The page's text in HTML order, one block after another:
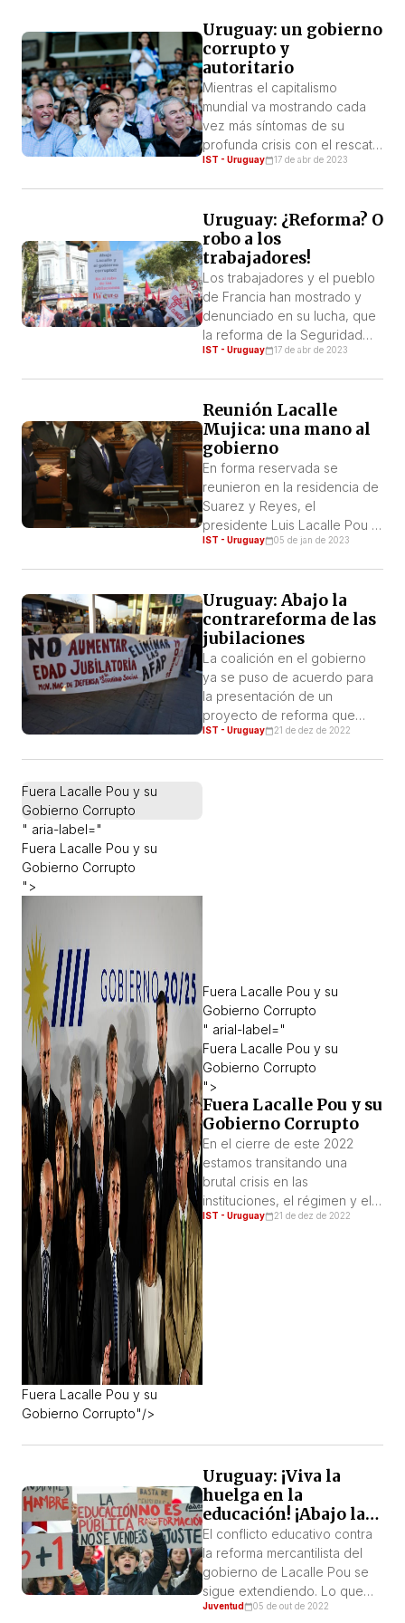
movilización en las calles para
pelear y conquistar sus
reclamos. Ni la historia, ni la
fecha evoca un día de fiesta
ni un paseo a la […]
Uruguay: un gobierno
corrupto y
autoritario
Mientras el capitalismo
mundial va mostrando cada
vez más síntomas de su
profunda crisis con el rescate
del Silicon Valley Bank y sus
Macron con el detonante de
la reforma de las jubilaciones
en una lucha que es de
impacto mundial. En este
marco es que en […]
IST - Uruguay 17 de abr de 2023
Uruguay: ¿Reforma? O
robo a los
trabajadores!
Los trabajadores y el pueblo
de Francia han mostrado y
denunciado en su lucha, que
la reforma de la Seguridad
Social tiene como fin el
Trabajaremos más para
cobrar menos. Con estos
cambios muchos trabajadores
y trabajadoras no llegarán ni
siquiera a poder jubilarse o
tener una […]
IST - Uruguay 17 de abr de 2023
Reunión Lacalle
Mujica: una mano al
gobierno
En forma reservada se
reunieron en la residencia de
Suarez y Reyes, el
presidente Luis Lacalle Pou y
el ex presidente y dirigente
Búsqueda existió entre ambos
“buena sintonía” y hablaron
de temas de coyuntura. Nadie
puede ignorar que ésta fue
una reunión en plena crisis
del gobierno […]
IST - Uruguay 05 de jan de 2023
Uruguay: Abajo la
contrareforma de las
jubilaciones
La coalición en el gobierno
ya se puso de acuerdo para
la presentación de un
proyecto de reforma que
atenta contra los derechos de
IST - Uruguay 21 de dez de 2022
Fuera Lacalle Pou y su
Gobierno Corrupto
" aria-label="
Fuera Lacalle Pou y su
Gobierno Corrupto
">
Fuera Lacalle Pou y su
Gobierno Corrupto"/>
Fuera Lacalle Pou y su
Gobierno Corrupto
" arial-label="
Fuera Lacalle Pou y su
Gobierno Corrupto
">
Fuera Lacalle Pou y su
Gobierno Corrupto
En el cierre de este 2022
estamos transitando una
brutal crisis en las
instituciones, el régimen y el
gobierno capitalista uruguayo.
IST - Uruguay 21 de dez de 2022
Uruguay: ¡Viva la
huelga en la
educación! ¡Abajo la
reforma!
El conflicto educativo contra
la reforma mercantilista del
gobierno de Lacalle Pou se
sigue extendiendo. Lo que
comenzó con los estudiantes
Juventud 05 de out de 2022